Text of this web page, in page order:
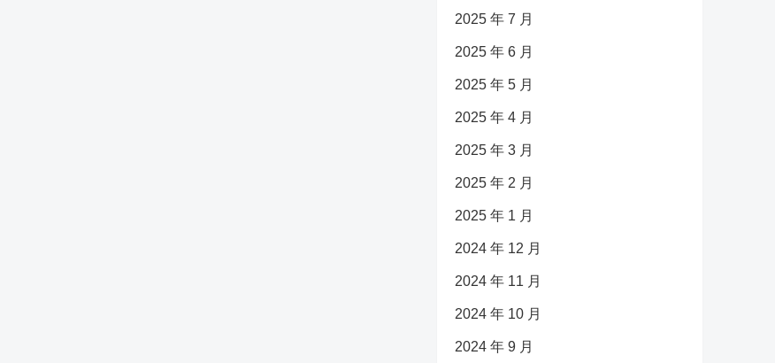
2025 年 7 月
2025 年 6 月
2025 年 5 月
2025 年 4 月
2025 年 3 月
2025 年 2 月
2025 年 1 月
2024 年 12 月
2024 年 11 月
2024 年 10 月
2024 年 9 月